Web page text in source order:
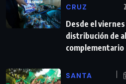
CRUZ
Desde el
distribución de
complementario
SANTA